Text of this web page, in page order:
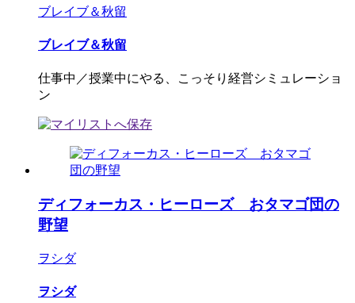
ブレイブ＆秋留
ブレイブ＆秋留
仕事中／授業中にやる、こっそり経営シミュレーショ
ン
ディフォーカス・ヒーローズ おタマゴ団の
野望
ヲシダ
ヲシダ